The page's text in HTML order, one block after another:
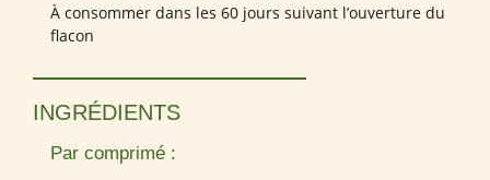
À consommer dans les 60 jours suivant l’ouverture du
flacon
INGRÉDIENTS
Par comprimé :